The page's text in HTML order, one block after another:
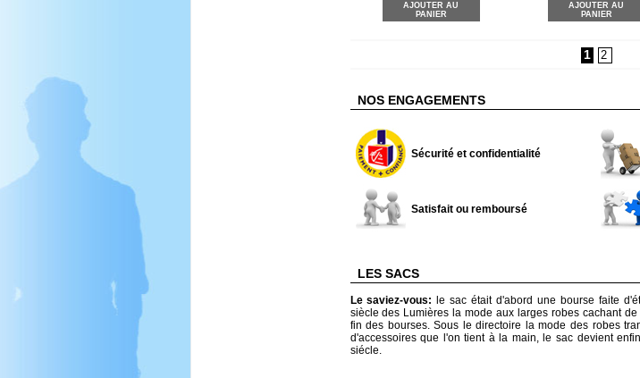
AJOUTER AU
PANIER
AJOUTER AU
PANIER
1 2
NOS ENGAGEMENTS
Sécurité et confidentialité
Satisfait ou remboursé
LES SACS
Le saviez-vous:
le sac était d'abord une bourse faite
siècle des Lumières la mode aux larges robes cachant
fin des bourses. Sous le directoire la mode des robes
d'accessoires que l'on tient à la main, le sac devient
siécle.